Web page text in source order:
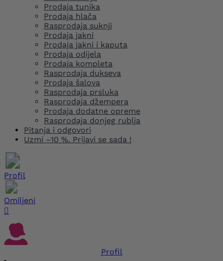
Prodaja tunika
Prodaja hlača
Rasprodaja suknji
Prodaja jakni
Prodaja jakni i kaputa
Prodaja odijela
Prodaja kompleta
Rasprodaja dukseva
Prodaja šalova
Rasprodaja prsluka
Rasprodaja džempera
Prodaja dodatne opreme
Rasprodaja donjeg rublja
Pitanja i odgovori
Uzmi –10 %. Prijavi se sada !
Profil
Omiljeni

Profil